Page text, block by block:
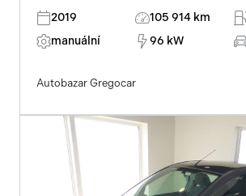
2019 105 914 km
manuální
96 kW
Autobazar Gregocar